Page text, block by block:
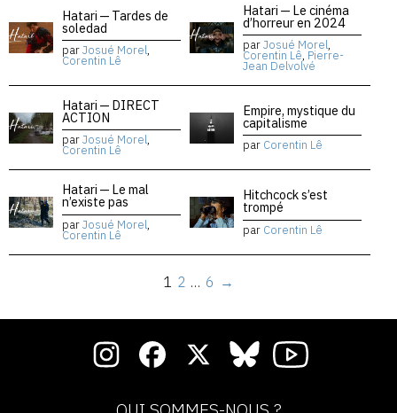
Hatari — Tardes de
soledad
parJosué Morel,
Corentin Lê
Hatari — Le cinéma
d’horreur en 2024
parJosué Morel,
Corentin Lê, Pierre-
Jean Delvolvé
Hatari — DIRECT
ACTION
parJosué Morel,
Corentin Lê
Empire, mystique du
capitalisme
par Corentin Lê
Hatari — Le mal
n’existe pas
parJosué Morel,
Corentin Lê
Hitchcock s’est
trompé
par Corentin Lê
1 2 … 6 →